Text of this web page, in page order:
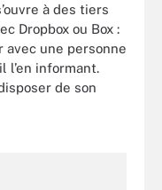
à des tiers
Dropbox ou Box :
avec une personne
l’en informant.
de son